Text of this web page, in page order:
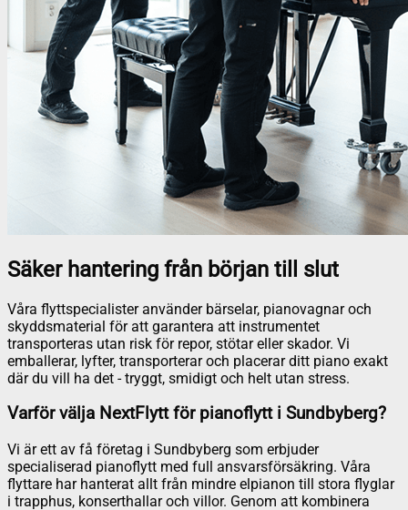
Säker hantering från början till slut
Våra flyttspecialister använder bärselar, pianovagnar och
skyddsmaterial för att garantera att instrumentet
transporteras utan risk för repor, stötar eller skador. Vi
emballerar, lyfter, transporterar och placerar ditt piano exakt
där du vill ha det - tryggt, smidigt och helt utan stress.
Varför välja NextFlytt för pianoflytt i Sundbyberg?
Vi är ett av få företag i Sundbyberg som erbjuder
specialiserad pianoflytt med full ansvarsförsäkring. Våra
flyttare har hanterat allt från mindre elpianon till stora flyglar
i trapphus, konserthallar och villor. Genom att kombinera